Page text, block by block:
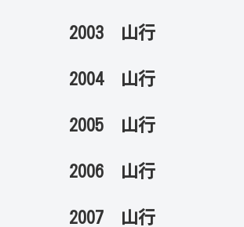
2003 山行
2004 山行
2005 山行
2006 山行
2007 山行